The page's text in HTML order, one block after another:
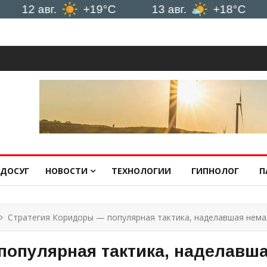
+19°C +18°C
ДОСУГ НОВОСТИ ТЕХНОЛОГИИ ГИПНОЛОГ
Стратегия Коридоры — популярная тактика, наделавшая
тактика,